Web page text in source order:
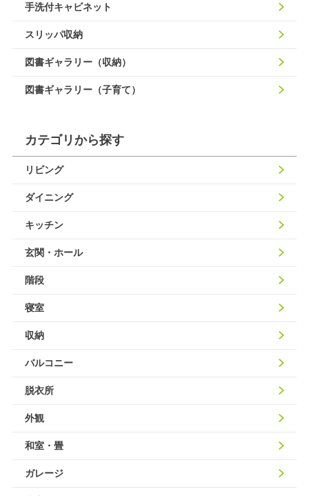
手洗付キャビネット
スリッパ収納
図書ギャラリー（収納）
図書ギャラリー（子育て）
カテゴリから探す
リビング
ダイニング
キッチン
玄関・ホール
階段
寝室
収納
バルコニー
脱衣所
外観
和室・畳
ガレージ